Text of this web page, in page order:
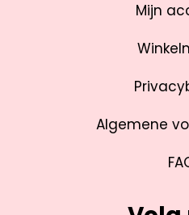
Mijn
Algemene